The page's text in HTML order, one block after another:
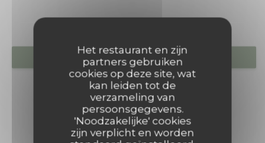
Het restaurant en zijn
partners gebruiken
cookies op deze site, wat
kan leiden tot de
verzameling van
persoonsgegevens.
'Noodzakelijke' cookies
zijn verplicht en worden
RESERVEER EEN TAFEL